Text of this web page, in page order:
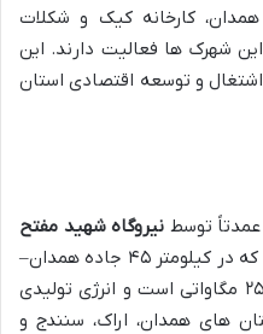
کارخانه کیک و شکلات
شهرک ها فعالیت دارند. این
و توسعه اقتصادی استان
عمدتاً توسط نیروگاه شهید مفتح
انجام می شود. این نیروگاه که در کیلومتر ۴۵ جاده همدان–
تهران قرار دارد، دارای چهار واحد ۲۵۰ مگاواتی است و انرژی تولیدی
های همدان، اراک، سنندج و